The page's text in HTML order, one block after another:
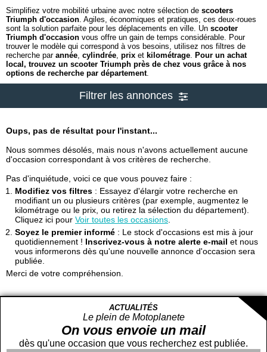
Simplifiez votre mobilité urbaine avec notre sélection de scooters
Triumph d'occasion. Agiles, économiques et pratiques, ces deux-roues
sont la solution parfaite pour les déplacements en ville. Un scooter
Triumph d'occasion vous offre un gain de temps considérable. Pour
trouver le modèle qui correspond à vos besoins, utilisez nos filtres de
recherche par année, cylindrée, prix et kilométrage. Pour un achat
local, trouvez un scooter Triumph près de chez vous grâce à nos
options de recherche par département.
Filtrer les annonces
Oups, pas de résultat pour l'instant...
Nous sommes désolés, mais nous n'avons actuellement aucune
d'occasion correspondant à vos critères de recherche.
Pas d'inquiétude, voici ce que vous pouvez faire :
Modifiez vos filtres : Essayez d'élargir votre recherche en
modifiant un ou plusieurs critères (par exemple, augmentez le
kilométrage ou le prix, ou retirez la sélection du département).
Cliquez ici pour Voir toutes les occasions
Soyez le premier informé : Le stock d'occasions est mis à jour
quotidiennement ! Inscrivez-vous à notre alerte e-mail et nous
vous informerons dès qu'une nouvelle annonce d'occasion sera
publiée.
Merci de votre compréhension.
ACTUALITÉS
Le plein de Motoplanete
On vous envoie un mail
dès qu'une occasion que vous recherchez est publiée.